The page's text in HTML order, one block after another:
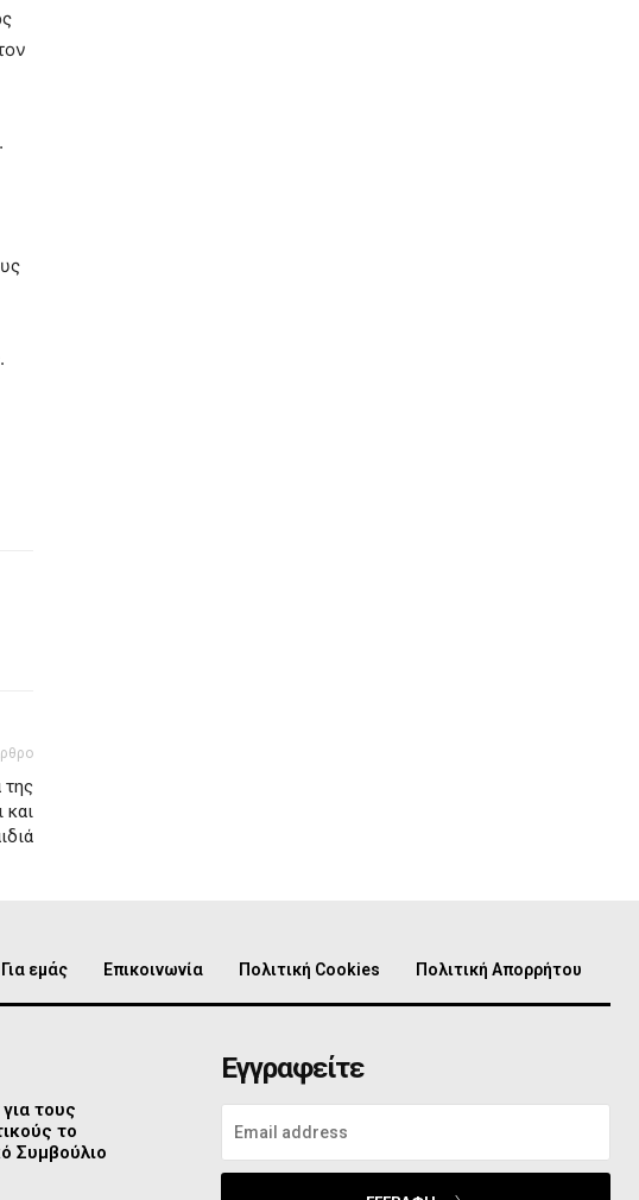
και
Για εμάς Επικοινωνία Πολιτική Cookies Πολιτική Απορρήτου
τους
το
Συμβούλιο
Εγγραφείτε